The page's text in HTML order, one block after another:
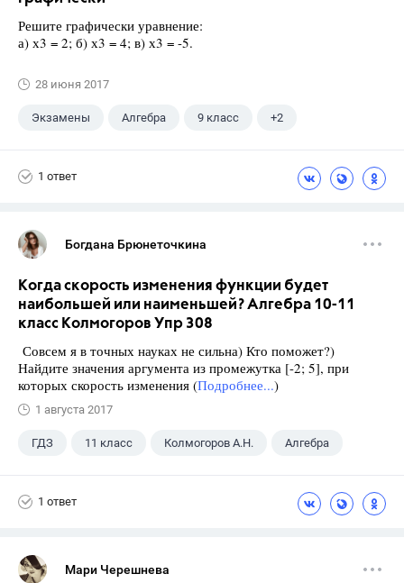
Решите графически уравнение:
а) х3 = 2; б) х3 = 4; в) х3 = -5.
28 июня 2017
Экзамены Алгебра 9 класс +2
1 ответ
Богдана Брюнеточкина
Когда скорость изменения функции будет
наибольшей или наименьшей? Алгебра 10-11
класс Колмогоров Упр 308
Совсем я в точных науках не сильна) Кто поможет?)
Найдите значения аргумента из промежутка [-2; 5], при
которых скорость изменения (Подробнее...)
1 августа 2017
ГДЗ 11 класс Колмогоров А.Н. Алгебра
1 ответ
Мари Черешнева